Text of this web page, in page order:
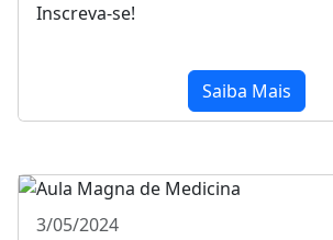
Inscreva-se!
Saiba Mais
3/05/2024